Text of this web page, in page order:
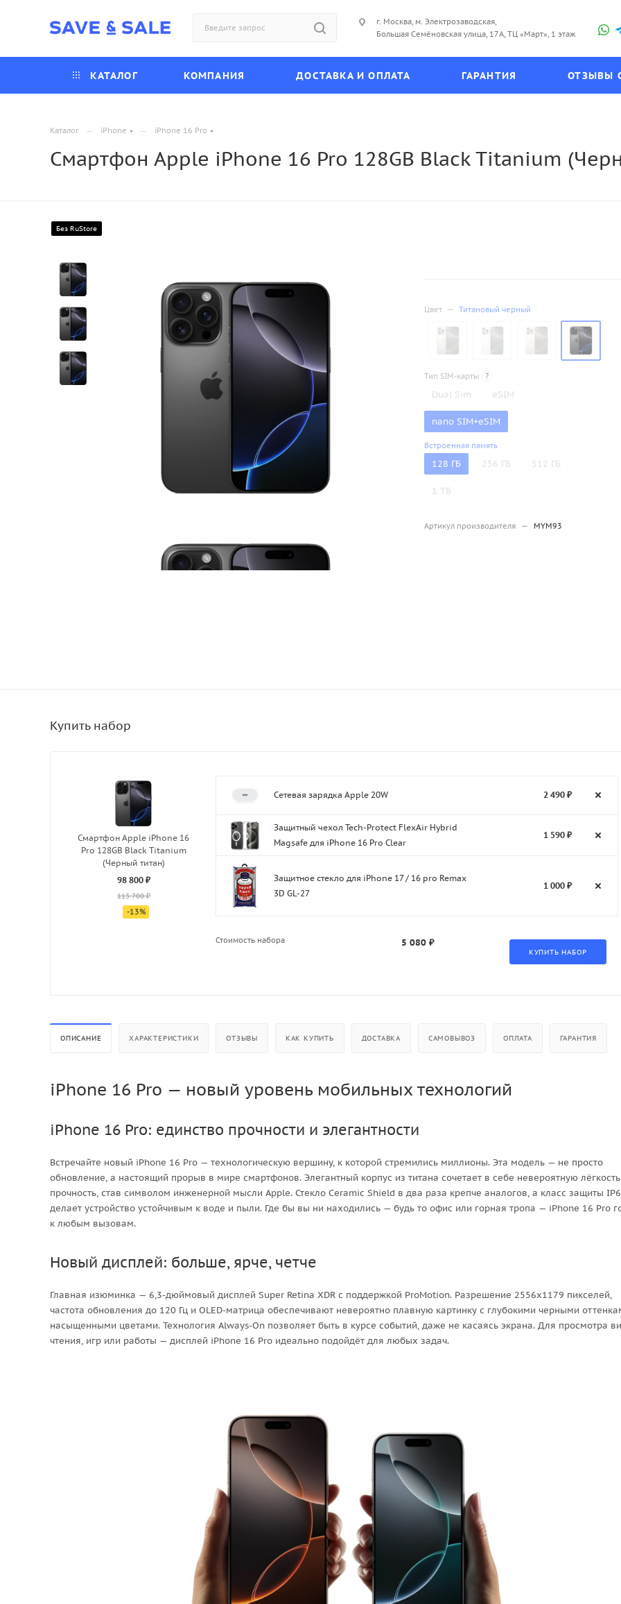
г. Москва, м. Электрозаводская,
Большая Семёновская улица, 17А, ТЦ «Март», 1 этаж
КАТАЛОГ КОМПАНИЯ ДОСТАВКА И ОПЛАТА ГАРАНТИЯ ОТЗЫВЫ
Каталог — iPhone — iPhone 16 Pro
Смартфон Apple iPhone 16 Pro 128GB Black Titanium
Без RuStore
Цвет — Титановый черный
Тип SIM-карты ?
Dual Sim eSIM
nano SIM+eSIM
Встроенная память
128 ГБ 256 ГБ 512 ГБ
1 ТБ
Артикул производителя — MYM93
Смартфон Apple iPhone 16
Pro 128GB Black Titanium
(Черный титан)
98 800 ₽
113 700 ₽
-13%
Сетевая зарядка Apple 20W 2 490 ₽
Защитный чехол Tech-Protect FlexAir Hybrid
Magsafe для iPhone 16 Pro Clear
1 590 ₽
Защитное стекло для iPhone 17 / 16 pro Remax
3D GL-27
1 000 ₽
Стоимость набора 5 080 ₽
ОПИСАНИЕ ХАРАКТЕРИСТИКИ ОТЗЫВЫ КАК КУПИТЬ ДОСТАВКА САМОВЫВОЗ ОПЛАТА ГАРАНТИЯ
iPhone 16 Pro — новый уровень мобильных технологий
iPhone 16 Pro: единство прочности и элегантности
Встречайте новый iPhone 16 Pro — технологическую вершину, к которой стремились миллионы. Эта модель — не просто
обновление, а настоящий прорыв в мире смартфонов. Элегантный корпус из титана сочетает в себе невероятную
прочность, став символом инженерной мысли Apple. Стекло Ceramic Shield в два раза крепче аналогов, а класс защиты
делает устройство устойчивым к воде и пыли. Где бы вы ни находились — будь то офис или горная тропа — iPhone 16 Pro
к любым вызовам.
Новый дисплей: больше, ярче, четче
Главная изюминка — 6,3-дюймовый дисплей Super Retina XDR с поддержкой ProMotion. Разрешение 2556x1179 пикселей,
частота обновления до 120 Гц и OLED-матрица обеспечивают невероятно плавную картинку с глубокими черными
насыщенными цветами. Технология Always-On позволяет быть в курсе событий, даже не касаясь экрана. Для просмотра
чтения, игр или работы — дисплей iPhone 16 Pro идеально подойдёт для любых задач.